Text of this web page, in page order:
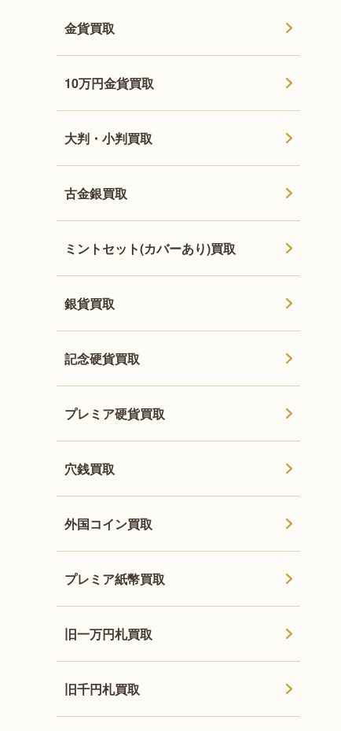
金貨買取
10万円金貨買取
大判・小判買取
古金銀買取
ミントセット(カバーあり)買取
銀貨買取
記念硬貨買取
プレミア硬貨買取
穴銭買取
外国コイン買取
プレミア紙幣買取
旧一万円札買取
旧千円札買取